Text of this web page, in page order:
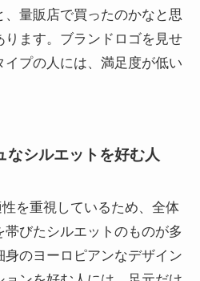
、量販店で買ったのかなと思
ます。ブランドロゴを見せ
イプの人には、満足度が低い
なシルエットを好む人
を重視しているため、全体
びたシルエットのものが多
のヨーロピアンなデザイン